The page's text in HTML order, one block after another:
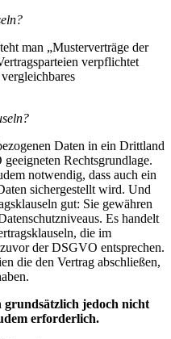
man „Musterverträge der
verpflichtet
Daten in ein Drittland
Rechtsgrundlage.
notwendig, dass auch ein
sichergestellt wird. Und
gut: Sie gewähren
Es handelt
die im
der DSGVO entsprechen.
die den Vertrag abschließen,
grundsätzlich jedoch nicht
erforderlich.